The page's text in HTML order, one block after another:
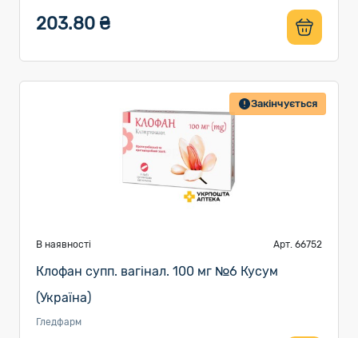
203.80 ₴
Закінчується
В наявності Арт. 66752
Клофан супп. вагінал. 100 мг №6 Кусум
(Україна)
Гледфарм